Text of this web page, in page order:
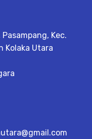
Kec.
Kolaka Utara